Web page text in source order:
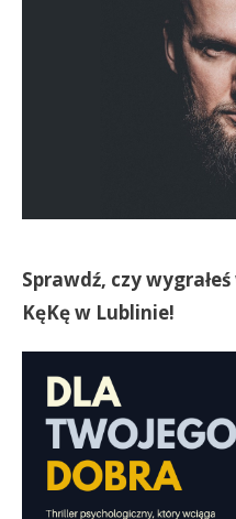
Sprawdź, czy
KęKę w Lublinie!